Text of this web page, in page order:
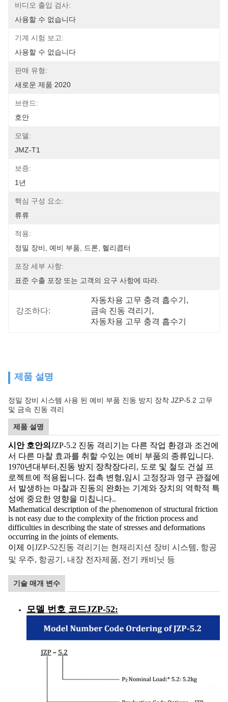
비디오 출입 검사:
사용할 수 없습니다
기계 시험 보고:
사용할 수 없습니다
판매 유형:
새로운 제품 2020
브랜드:
호안
모델:
JMZ-T1
보증:
1년
핵심 구성 요소:
류류
적용:
정밀 장비, 예비 부품, 드론, 헬리콥터
포장 세부 사항:
표준 수출 포장 또는 고객의 요구 사항에 따라.
강조하다:
자동차용 고무 충격 흡수기 ,
금속 진동 격리기 ,
자동차용 고무 충격 흡수기
제품 설명
정밀 장비 시스템 사용 된 예비 부품 진동 방지 장착 JZP-5.2 고무
및 금속 진동 격리
제품 설명
시안 호안의 JZP-5.2 진동 격리기는 다른 작업 환경과 조건에
서 다른 마찰 효과를 취할 수있는 예비 부품의 종류입니다.
1970년대부터,진동 방지 장착장다리, 도로 및 철도 건설 프
로젝트에 적용됩니다. 접촉 변형,임시 고정장과 영구 관절에
서 발생하는 마찰과 진동의 완화는 기계와 장치의 역학적 특
성에 중요한 영향을 미칩니다..
Mathematical description of the phenomenon of structural friction
is not easy due to the complexity of the friction process and
difficulties in describing the state of stresses and deformations
occurring in the joints of elements.
이제 이 JZP-52진동 격리기는 현재 리지션 장비 시스템, 항공
및 우주, 항공기, 내장 전자제품, 전기 캐비닛 등
기술 매개 변수
모델 번호 코드JZP-52: